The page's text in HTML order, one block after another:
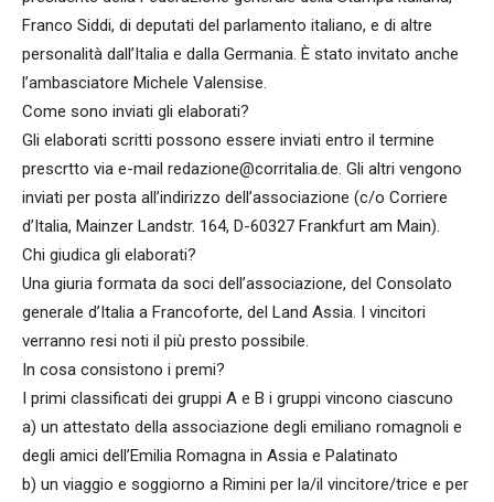
Franco Siddi, di deputati del parlamento italiano, e di altre
personalità dall’Italia e dalla Germania. È stato invitato anche
l’ambasciatore Michele Valensise.
Come sono inviati gli elaborati?
Gli elaborati scritti possono essere inviati entro il termine
prescrtto via e-mail redazione@corritalia.de. Gli altri vengono
inviati per posta all’indirizzo dell’associazione (c/o Corriere
d’Italia, Mainzer Landstr. 164, D-60327 Frankfurt am Main).
Chi giudica gli elaborati?
Una giuria formata da soci dell’associazione, del Consolato
generale d’Italia a Francoforte, del Land Assia. I vincitori
verranno resi noti il più presto possibile.
In cosa consistono i premi?
I primi classificati dei gruppi A e B i gruppi vincono ciascuno
a) un attestato della associazione degli emiliano romagnoli e
degli amici dell’Emilia Romagna in Assia e Palatinato
b) un viaggio e soggiorno a Rimini per la/il vincitore/trice e per